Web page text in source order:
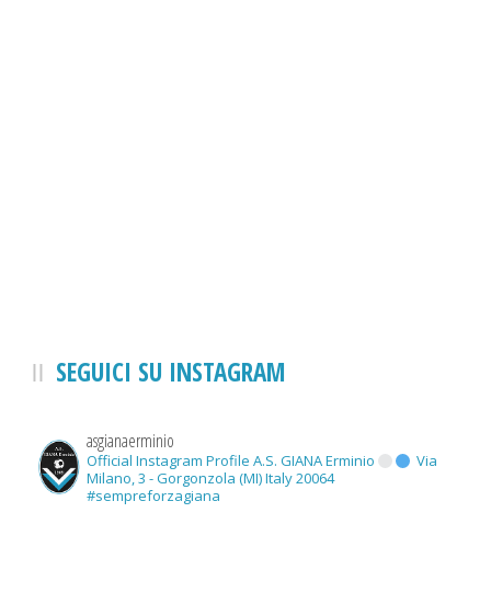
SEGUICI SU INSTAGRAM
asgianaerminio
Official Instagram Profile A.S. GIANA Erminio
Via
Milano, 3 - Gorgonzola (MI) Italy 20064
#sempreforzagiana